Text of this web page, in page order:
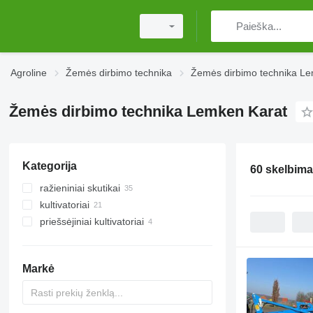
Agroline Žemės dirbimo technika Žemės dirbimo technika
Žemės dirbimo technika Lemken Karat
Kategorija
ražieniniai skutikai
kultivatoriai
priešsėjiniai kultivatoriai
Markė
60